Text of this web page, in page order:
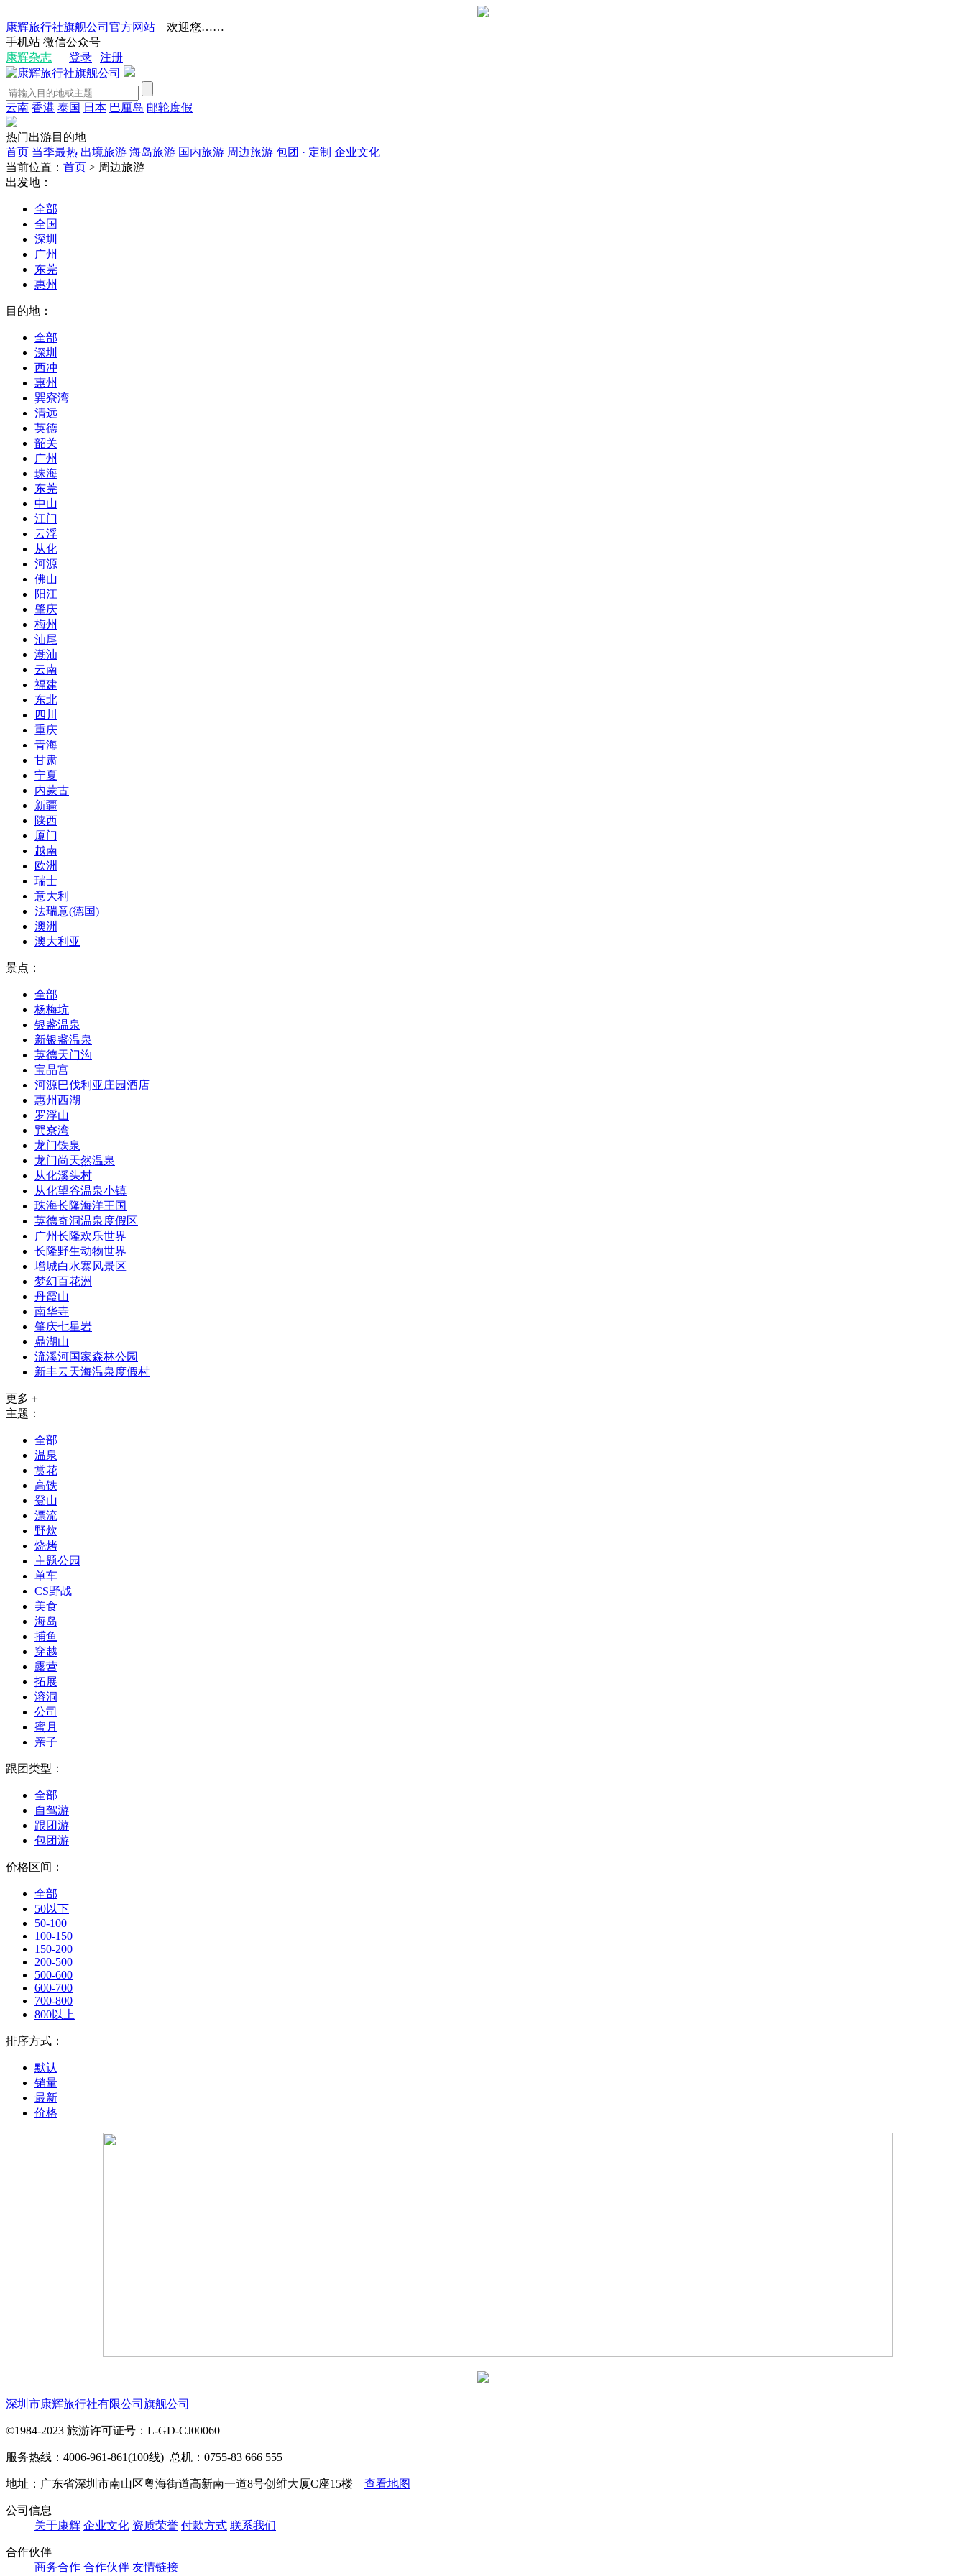
康辉旅行社旗舰公司官方网站 __欢迎您……
手机站 微信公众号
康辉杂志
登录 | 注册
云南 香港 泰国 日本 巴厘岛 邮轮度假
热门出游目的地
首页 当季最热 出境旅游 海岛旅游 国内旅游 周边旅游 包团 · 定制 企业文化
当前位置： 首页 > 周边旅游
出发地：
全部
全国
深圳
广州
东莞
惠州
目的地：
全部
深圳
西冲
惠州
巽寮湾
清远
英德
韶关
广州
珠海
东莞
中山
江门
云浮
从化
河源
佛山
阳江
肇庆
梅州
汕尾
潮汕
云南
福建
东北
四川
重庆
青海
甘肃
宁夏
内蒙古
新疆
陕西
厦门
越南
欧洲
瑞士
意大利
法瑞意(德国)
澳洲
澳大利亚
景点：
全部
杨梅坑
银盏温泉
新银盏温泉
英德天门沟
宝晶宫
河源巴伐利亚庄园酒店
惠州西湖
罗浮山
巽寮湾
龙门铁泉
龙门尚天然温泉
从化溪头村
从化望谷温泉小镇
珠海长隆海洋王国
英德奇洞温泉度假区
广州长隆欢乐世界
长隆野生动物世界
增城白水寨风景区
梦幻百花洲
丹霞山
南华寺
肇庆七星岩
鼎湖山
流溪河国家森林公园
新丰云天海温泉度假村
更多＋
主题：
全部
温泉
赏花
高铁
登山
漂流
野炊
烧烤
主题公园
单车
CS野战
美食
海岛
捕鱼
穿越
露营
拓展
溶洞
公司
蜜月
亲子
跟团类型：
全部
自驾游
跟团游
包团游
价格区间：
全部
50以下
50-100
100-150
150-200
200-500
500-600
600-700
700-800
800以上
排序方式：
默认
销量
最新
价格
深圳市康辉旅行社有限公司旗舰公司
©1984-2023 旅游许可证号：L-GD-CJ00060
服务热线：4006-961-861(100线) 总机：0755-83 666 555
地址：广东省深圳市南山区粤海街道高新南一道8号创维大厦C座15楼 查看地图
公司信息
关于康辉 企业文化 资质荣誉 付款方式 联系我们
合作伙伴
商务合作 合作伙伴 友情链接